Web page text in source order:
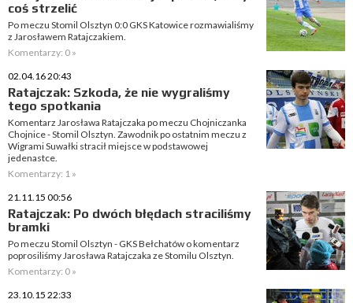
coś strzelić
Po meczu Stomil Olsztyn 0:0 GKS Katowice rozmawialiśmy
z Jarosławem Ratajczakiem.
Komentarzy: 0 »
02.04.16 20:43
Ratajczak: Szkoda, że nie wygraliśmy
tego spotkania
Komentarz Jarosława Ratajczaka po meczu Chojniczanka
Chojnice - Stomil Olsztyn. Zawodnik po ostatnim meczu z
Wigrami Suwałki stracił miejsce w podstawowej
jedenastce.
Komentarzy: 1 »
21.11.15 00:56
Ratajczak: Po dwóch błędach straciliśmy
bramki
Po meczu Stomil Olsztyn - GKS Bełchatów o komentarz
poprosiliśmy Jarosława Ratajczaka ze Stomilu Olsztyn.
Komentarzy: 0 »
23.10.15 22:33